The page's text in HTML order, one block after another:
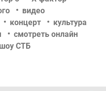
видео
концерт
культура
смотреть онлайн
шоу СТБ